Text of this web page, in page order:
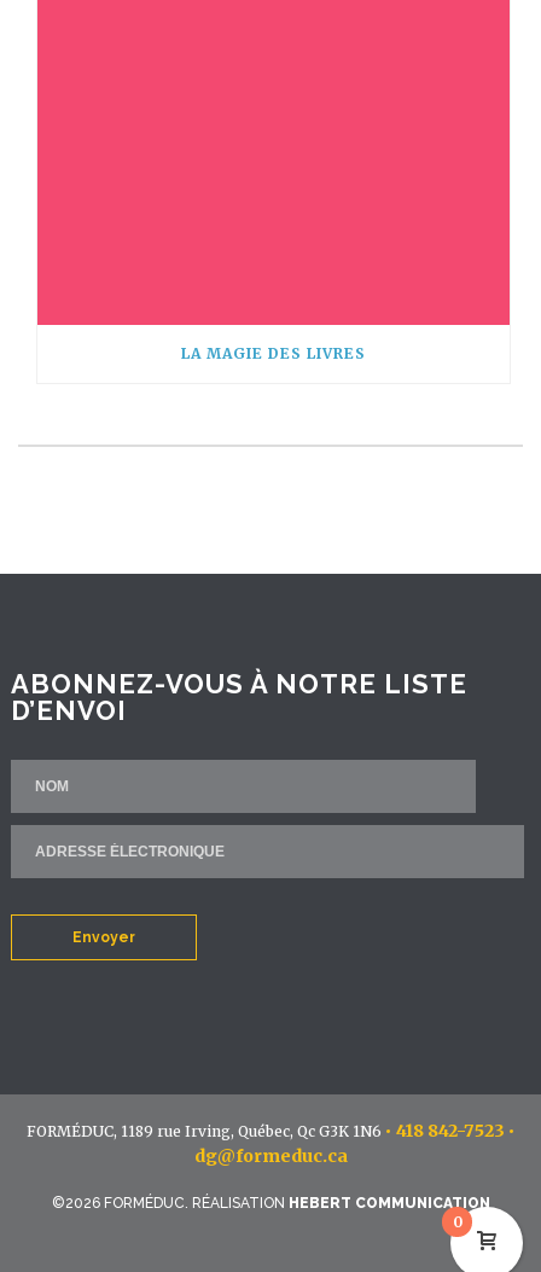
LA MAGIE DES LIVRES
ABONNEZ-VOUS À NOTRE LISTE
D’ENVOI
Envoyer
FORMÉDUC, 1189 rue Irving, Québec, Qc G3K 1N6 • 418 842-7523 •
dg@formeduc.ca
©2026 FORMÉDUC. RÉALISATION HEBERT COMMUNICATION
0